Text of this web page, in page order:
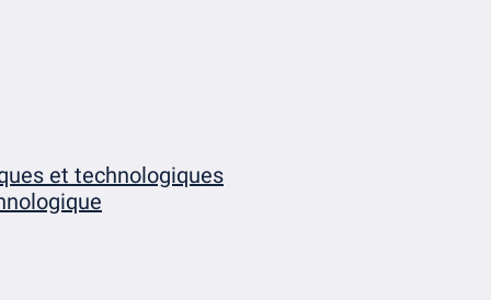
et technologiques